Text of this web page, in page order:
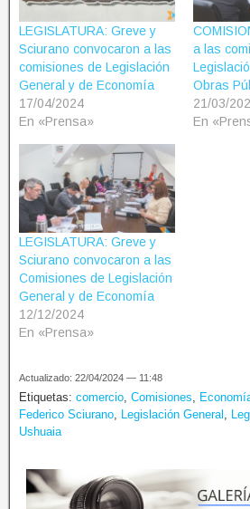
LEGISLATURA: Greve y
Sciurano convocaron a las
comisiones de Legislación
General y de Economía
17/04/2024
En «Prensa»
a las
Obras
21/03/
En
LEGISLATURA: Greve y
Sciurano convocaron a las
Comisiones de Legislación
General y de Economía
12/12/2024
En «Prensa»
Actualizado: 22/04/2024 — 11:48
Etiquetas: comercio, Comisiones,
Federico Sciurano, Legislación General ,
Ushuaia